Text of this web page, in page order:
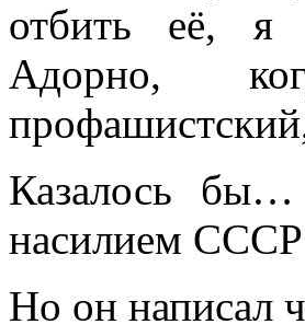
отбить её, я
Адорно,
Казалось
насилием
Но он написал